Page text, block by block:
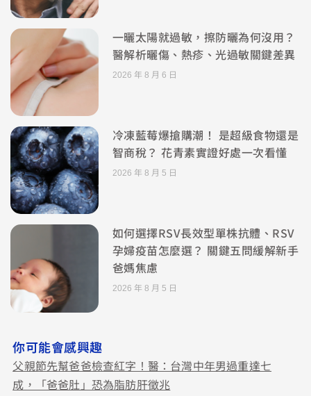
一曬太陽就過敏，擦防曬為何沒用？
醫解析曬傷、熱疹、光過敏關鍵差異
2026 年 8 月 6 日
冷凍藍莓爆搶購潮！ 是超級食物還是
智商稅？ 花青素實證好處一次看懂
2026 年 8 月 5 日
如何選擇RSV長效型單株抗體、RSV
孕婦疫苗怎麼選？ 關鍵五問緩解新手
爸媽焦慮
2026 年 8 月 5 日
你可能會感興趣
父親節先幫爸爸檢查紅字！醫：台灣中年男過重達七
成，「爸爸肚」恐為脂肪肝徵兆